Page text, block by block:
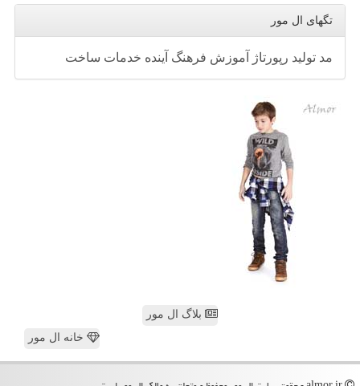
تگهای ال مور
مد تولید رپورتاژ آموزش فرهنگ آینده خدمات ساخت
بلاگ ال مور
خانه ال مور